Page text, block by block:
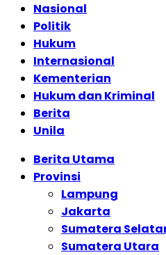
Nasional
Politik
Hukum
Internasional
Kementerian
Hukum dan Kriminal
Berita
Unila
Berita Utama
Provinsi
Lampung
Jakarta
Sumatera
Sumatera Utara